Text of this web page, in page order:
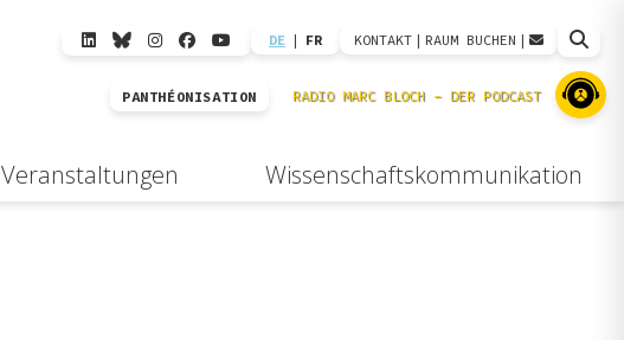
DE | FR KONTAKT | RAUM BUCHEN |
PANTHÉONISATION
Veranstaltungen Wissenschaftskommunikation